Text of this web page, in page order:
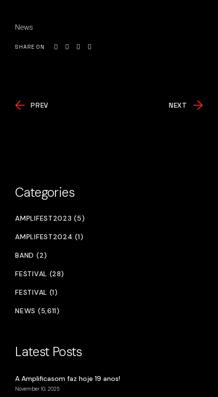
News
SHARE ON
PREV NEXT
Categories
AMPLIFEST2023 (5)
AMPLIFEST2024 (1)
BAND (2)
FESTIVAL (28)
FESTIVAL (1)
NEWS (5,611)
Latest Posts
A Amplificasom faz hoje 19 anos!
November 10, 2025